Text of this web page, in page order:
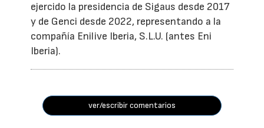
ejercido la presidencia de Sigaus desde 2017
y de Genci desde 2022, representando a la
compañía Enilive Iberia, S.L.U. (antes Eni
Iberia).
ver/escribir comentarios